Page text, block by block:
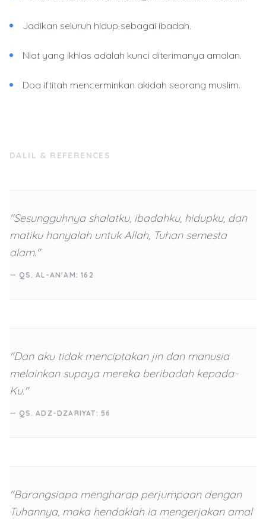
Jadikan seluruh hidup sebagai ibadah.
Niat yang ikhlas adalah kunci diterimanya amalan.
Doa iftitah mencerminkan akidah seorang muslim.
DALIL & REFERENCES
"Sesungguhnya shalatku, ibadahku, hidupku, dan
matiku hanyalah untuk Allah, Tuhan semesta
alam."
— QS. AL-AN'AM: 162
"Dan aku tidak menciptakan jin dan manusia
melainkan supaya mereka beribadah kepada-
Ku."
— QS. ADZ-DZARIYAT: 56
"Barangsiapa mengharap perjumpaan dengan
Tuhannya, maka hendaklah ia mengerjakan amal